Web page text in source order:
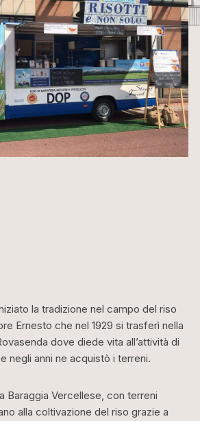
la tradizione nel campo del riso
Ernesto che nel 1929 si trasferì nella
dove diede vita all’attività di
negli anni ne acquistò i terreni.
Baraggia Vercellese, con terreni
alla coltivazione del riso grazie a